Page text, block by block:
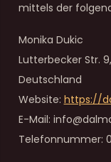
mittels der
Monika Dukic
Lutterbecker Str.
Deutschland
Website: https://
E-Mail: info@
Telefonnummer: